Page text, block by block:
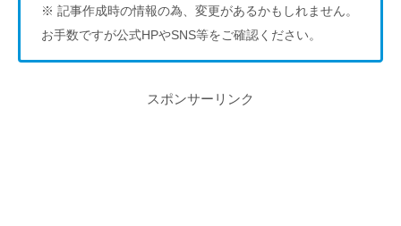
※ 記事作成時の情報の為、変更があるかもしれません。
お手数ですが公式HPやSNS等をご確認ください。
スポンサーリンク